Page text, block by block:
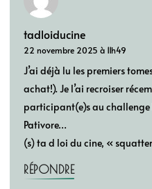
tadloiducine
22 novembre 2025 à 11h49
J’ai déjà lu les premiers
achat!). Je l’ai recroiser
participant(e)s au challenge
Pativore…
(s) ta d loi du cine, «
RÉPONDRE